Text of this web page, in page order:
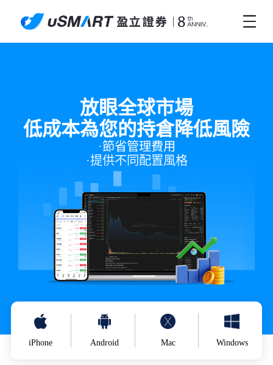
放眼全球市場
低成本為您的持倉降低風險
·節省管理費用
·提供不同配置風格
iPhone Android Mac Windows